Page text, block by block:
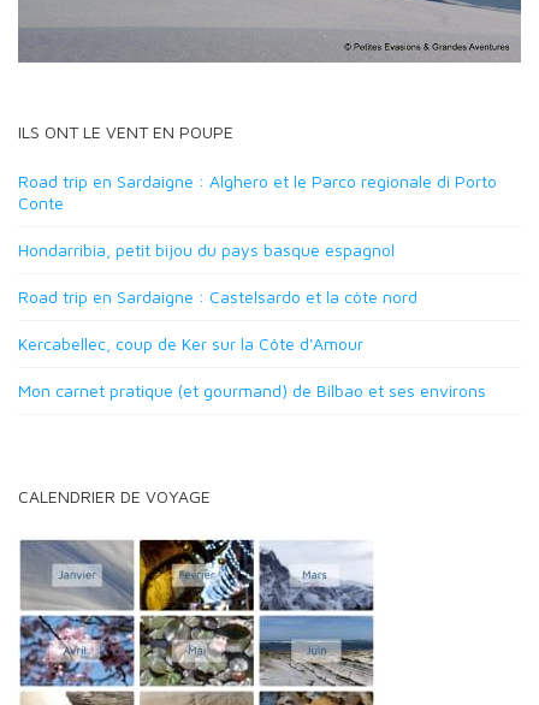
ILS ONT LE VENT EN POUPE
Road trip en Sardaigne : Alghero et le Parco regionale di Porto
Conte
Hondarribia, petit bijou du pays basque espagnol
Road trip en Sardaigne : Castelsardo et la côte nord
Kercabellec, coup de Ker sur la Côte d'Amour
Mon carnet pratique (et gourmand) de Bilbao et ses environs
CALENDRIER DE VOYAGE